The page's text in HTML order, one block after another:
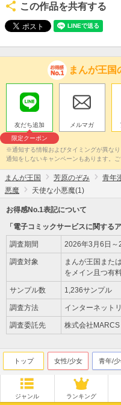
この作品を共有する
まんが王国
友だち追加
限定クーポン
メルマガ
※通知する情報およびタイミングが異な
通知をしないキャンペーンもあります。ご
まんが王国 芳原のぞみ 青年
悪魔
天使な小悪魔(1)
お得感No.1表記について
「電子コミックサービスに関する
調査期間 2026年3月6日～
調査対象
まんが王国また
をメイン且つ有
サンプル数 1,236サンプル
調査方法 インターネット
調査委託先 株式会社MARCS
トップ 女性/少女 青年/
ジャンル ランキング